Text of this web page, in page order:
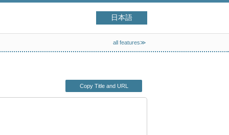
日本語
all features≫
Copy Title and URL